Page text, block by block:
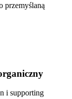
przemyślaną
i supporting